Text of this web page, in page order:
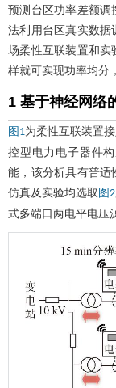
预测台区功率差额调
法利用台区真实数据
场柔性互联装置和实
样就可实现功率均分
1 基于神经网络
图1为柔性互联装置
控型电力电子器件
能，该分析具有普适
仿真及实验均选取 图2
式多端口两电平电压